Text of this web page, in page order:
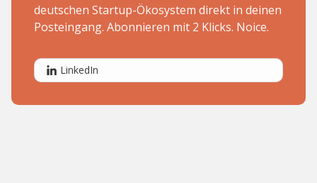
deutschen Startup-Ökosystem direkt in deinen
Posteingang. Abonnieren mit 2 Klicks. Noice.
LinkedIn